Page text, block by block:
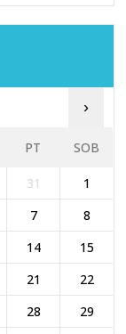
›
PT SOB
31
1
7
8
14
15
21
22
28
29